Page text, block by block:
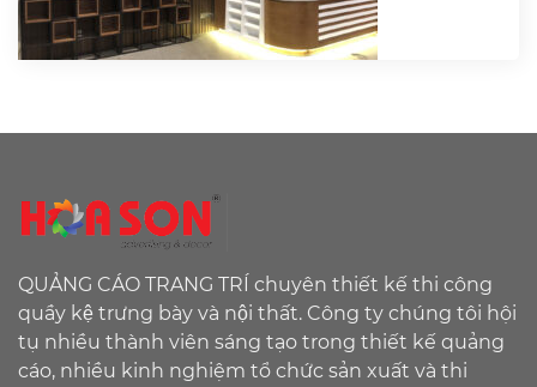
QUẢNG CÁO TRANG TRÍ chuyên thiết kế thi công
quầy kệ trưng bày và nội thất. Công ty chúng tôi hội
tụ nhiều thành viên sáng tạo trong thiết kế quảng
cáo, nhiều kinh nghiệm tổ chức sản xuất và thi